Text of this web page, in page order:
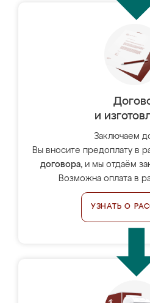
и
Заключаем
Вы вносите предоплату в
договора, и мы отдаём
Возможна оплата в
УЗНАТЬ О